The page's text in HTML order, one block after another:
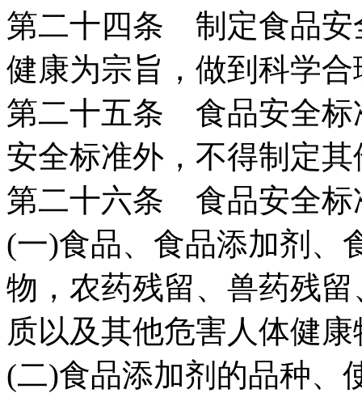
第二十四条 制定食品安
健康为宗旨，做到科学
第二十五条 食品安全标
安全标准外，不得制定
第二十六条 食品安全标
(一)食品、食品添加剂、
物，农药残留、兽药残
质以及其他危害人体健
(二)食品添加剂的品种、